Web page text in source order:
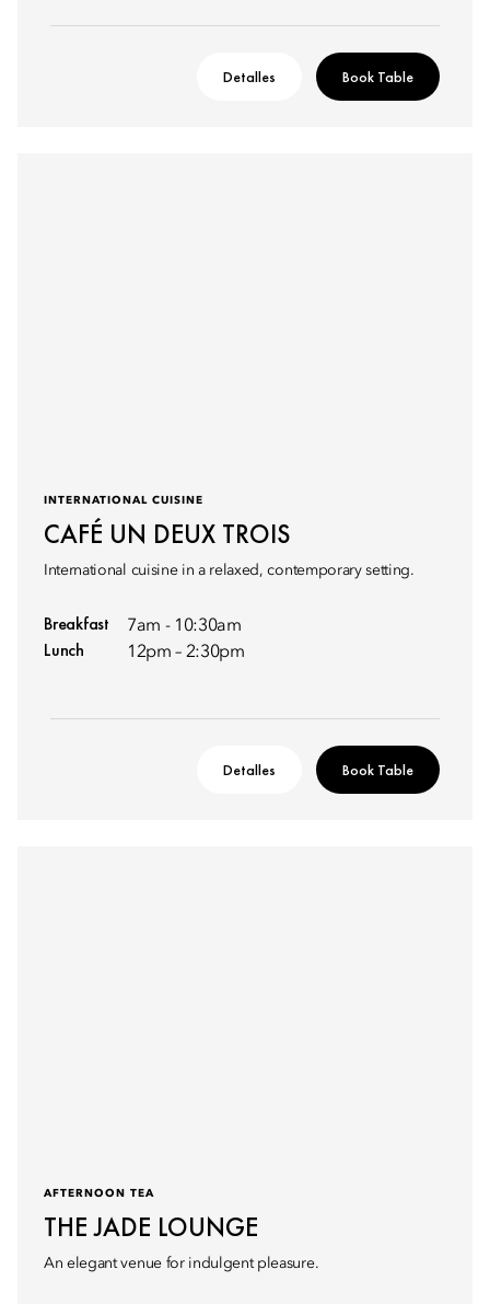
Detalles Book Table
INTERNATIONAL CUISINE
CAFÉ UN DEUX TROIS
International cuisine in a relaxed, contemporary setting.
Breakfast 7am - 10:30am
Lunch 12pm – 2:30pm
Detalles Book Table
AFTERNOON TEA
THE JADE LOUNGE
An elegant venue for indulgent pleasure.